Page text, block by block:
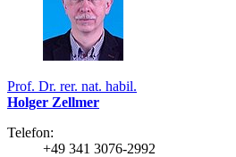
Prof. Dr. rer. nat. habil.
Holger Zellmer
Telefon:
+49 341 3076-2992